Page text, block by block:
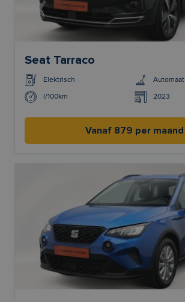
Seat Tarraco
Elektrisch Automaat
l/100km 2023
Vanaf 879 per maand